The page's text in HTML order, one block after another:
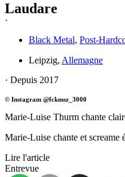
Laudare
·
Black Metal, Post-
Leipzig, Allemagne
· Depuis 2017
© Instagram @fckmsz_3000
Marie-Luise Thurm chante
Marie-Luise chante et screame
Lire l'article
Entrevue